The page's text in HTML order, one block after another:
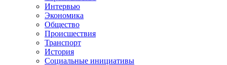
Интервью
Экономика
Общество
Происшествия
Транспорт
История
Социальные инициативы